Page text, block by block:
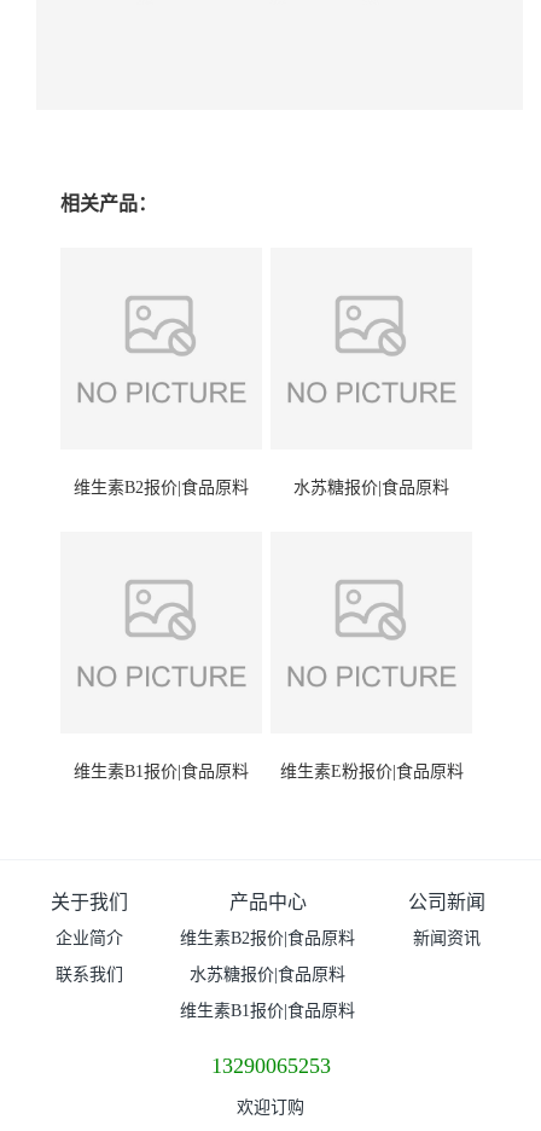
相关产品：
维生素B2报价|食品原料 水苏糖报价|食品原料
维生素B1报价|食品原料 维生素E粉报价|食品原料
关于我们
企业简介
联系我们
产品中心
维生素B2报价|食品原料
水苏糖报价|食品原料
维生素B1报价|食品原料
公司新闻
新闻资讯
13290065253
欢迎订购